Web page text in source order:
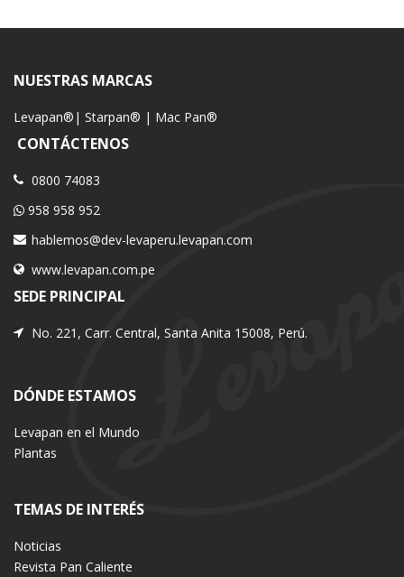
NUESTRAS MARCAS
Levapan® | Starpan® | Mac Pan®
CONTÁCTENOS
0800 74083
958 958 952
hablemos@dev-levaperu.levapan.com
www.levapan.com.pe
SEDE PRINCIPAL
No. 221, Carr. Central, Santa Anita 15008, Perú.
DÓNDE ESTAMOS
Levapan en el Mundo
Plantas
TEMAS DE INTERÉS
Noticias
Revista Pan Caliente